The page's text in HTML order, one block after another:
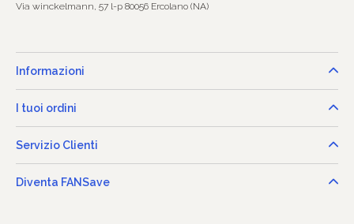
Via winckelmann, 57 l-p 80056 Ercolano (NA)
Informazioni
I tuoi ordini
Servizio Clienti
Diventa FANSave